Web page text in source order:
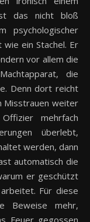
das nicht bloß
psychologischer
ein Stachel. Er
vor allem die
die
Denn dort reicht
Misstrauen weiter
mehrfach
überlebt,
werden, dann
automatisch die
er geschützt
Für diese
Beweise mehr,